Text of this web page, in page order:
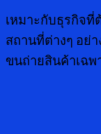
เหมาะกับธุรกิจ
สถานที่ต่างๆ อย่
ขนถ่ายสินค้าเฉพ